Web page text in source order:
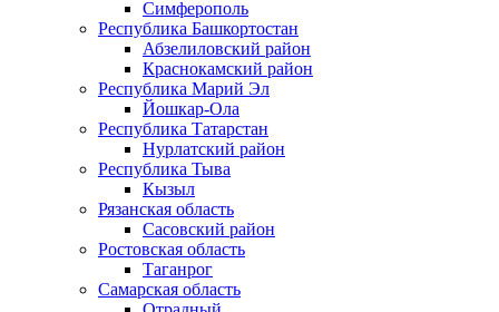
Симферополь
Республика Башкортостан
Абзелиловский район
Краснокамский район
Республика Марий Эл
Йошкар-Ола
Республика Татарстан
Нурлатский район
Республика Тыва
Кызыл
Рязанская область
Сасовский район
Ростовская область
Таганрог
Самарская область